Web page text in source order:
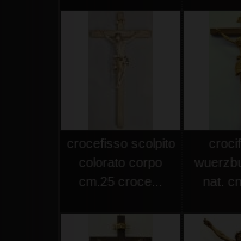
crocefisso scolpito
colorato corpo
cm.25 croce...
nat.